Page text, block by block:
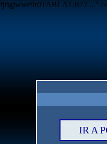
fjrigjwwe9r0TABLA1:B72..." /
IR A